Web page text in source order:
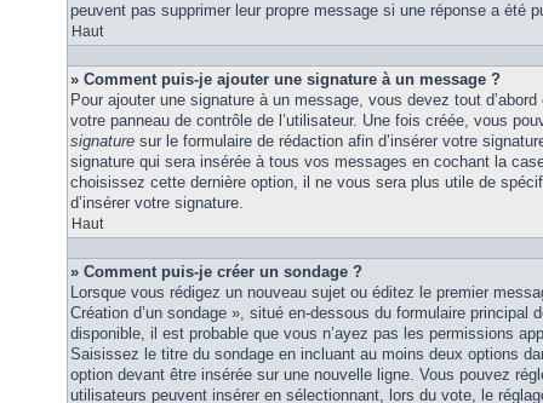
peuvent pas supprimer leur propre message si une réponse a été
Haut
» Comment puis-je ajouter une signature à un message ?
Pour ajouter une signature à un message, vous devez tout d’abord
votre panneau de contrôle de l’utilisateur. Une fois créée, vous
signature sur le formulaire de rédaction afin d’insérer votre
signature qui sera insérée à tous vos messages en cochant la
choisissez cette dernière option, il ne vous sera plus utile de
d’insérer votre signature.
Haut
» Comment puis-je créer un sondage ?
Lorsque vous rédigez un nouveau sujet ou éditez le premier
Création d’un sondage », situé en-dessous du formulaire principal
disponible, il est probable que vous n’ayez pas les permissions
Saisissez le titre du sondage en incluant au moins deux options
option devant être insérée sur une nouvelle ligne. Vous pouvez
utilisateurs peuvent insérer en sélectionnant, lors du vote, le